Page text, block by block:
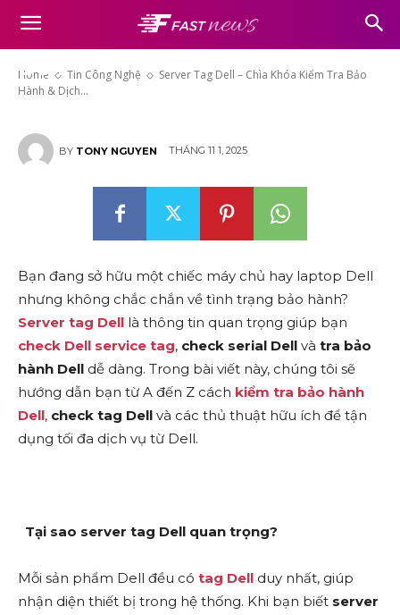
Home Tin Công Nghệ
Server Tag Dell – Chìa Khóa Kiểm Tra Bảo
Hành & Dịch...
Server Tag Dell – Chìa Khóa
Kiểm Tra Bảo Hành & Dịch Vụ
Dell
BY TONY NGUYEN THÁNG 11 1, 2025
Bạn đang sở hữu một chiếc máy chủ hay laptop Dell
nhưng không chắc chắn về tình trạng bảo hành?
Server tag Dell là thông tin quan trọng giúp bạn
check Dell service tag, check serial Dell và tra bảo
hành Dell dễ dàng. Trong bài viết này, chúng tôi sẽ
hướng dẫn bạn từ A đến Z cách kiểm tra bảo hành
Dell, check tag Dell và các thủ thuật hữu ích để tận
dụng tối đa dịch vụ từ Dell.
Tại sao server tag Dell quan trọng?
Mỗi sản phẩm Dell đều có tag Dell duy nhất, giúp
nhận diện thiết bị trong hệ thống. Khi bạn biết server